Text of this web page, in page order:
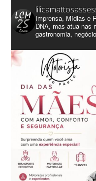
Imprensa, Mídias e
DNA, mas atua nas
gastronomia,